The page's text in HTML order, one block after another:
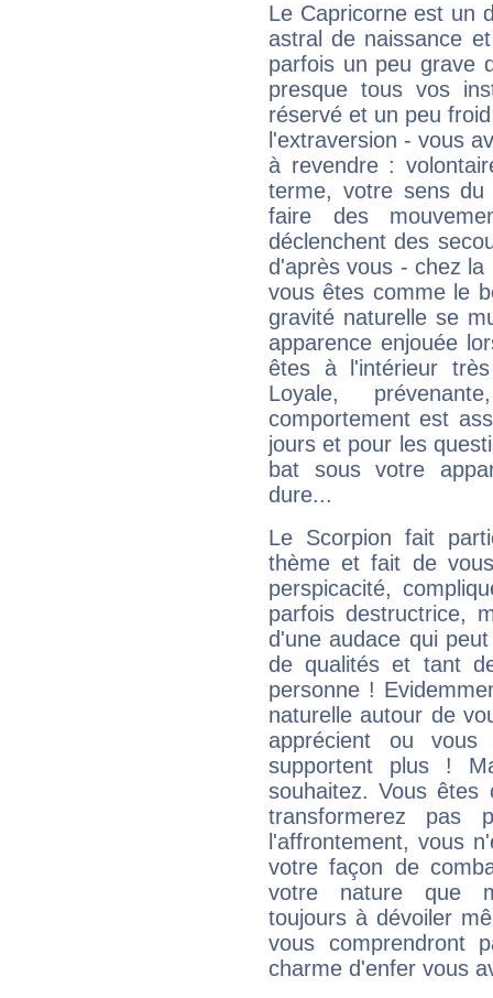
Le Capricorne est un
astral de naissance
parfois un peu grave
presque tous vos
réservé et un peu
l'extraversion - vous
à revendre :
terme, votre sens
faire des
déclenchent des
d'après vous - chez
vous êtes comme le
gravité naturelle se
apparence enjouée
êtes à l'intérieur
Loyale,
comportement est
jours et pour les
bat sous votre
dure...
Le Scorpion fait
thème et fait de
perspicacité,
parfois destructrice,
d'une audace qui
de qualités et tant
personne !
naturelle autour de
apprécient ou
supportent plus !
souhaitez. Vous
transformerez pas
l'affrontement, vous
votre façon de
votre nature que
toujours à dévoiler
vous comprendront
charme d'enfer vous